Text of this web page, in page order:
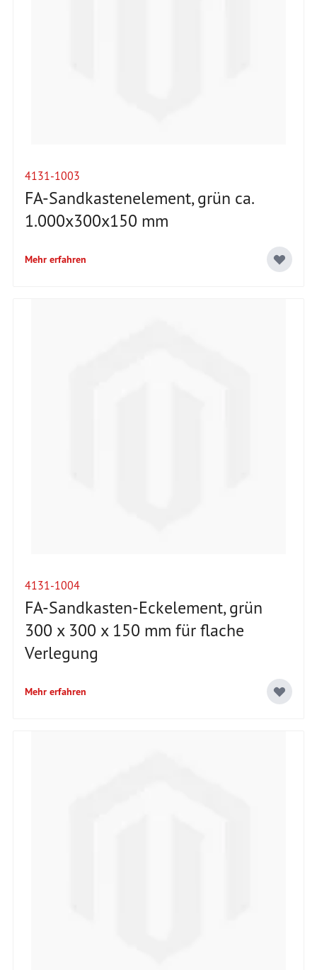
4131-1003
FA-Sandkastenelement, grün ca.
1.000x300x150 mm
Mehr erfahren
4131-1004
FA-Sandkasten-Eckelement, grün
300 x 300 x 150 mm für flache
Verlegung
Mehr erfahren